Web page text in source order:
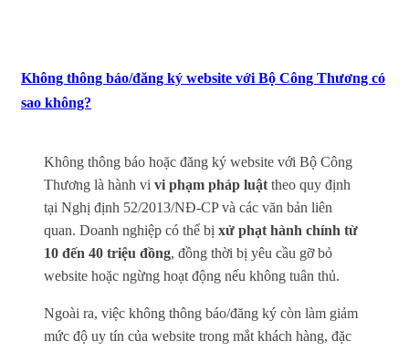
Không thông báo/đăng ký website với Bộ Công Thương có
sao không?
Không thông báo hoặc đăng ký website với Bộ Công
Thương là hành vi vi phạm pháp luật theo quy định
tại Nghị định 52/2013/NĐ-CP và các văn bản liên
quan. Doanh nghiệp có thể bị xử phạt hành chính từ
10 đến 40 triệu đồng, đồng thời bị yêu cầu gỡ bỏ
website hoặc ngừng hoạt động nếu không tuân thủ.
Ngoài ra, việc không thông báo/đăng ký còn làm giảm
mức độ uy tín của website trong mắt khách hàng, đặc